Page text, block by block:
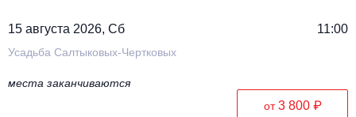
15 августа 2026, Сб 11:00
Усадьба Салтыковых-Чертковых
места заканчиваются
от3 800 ₽